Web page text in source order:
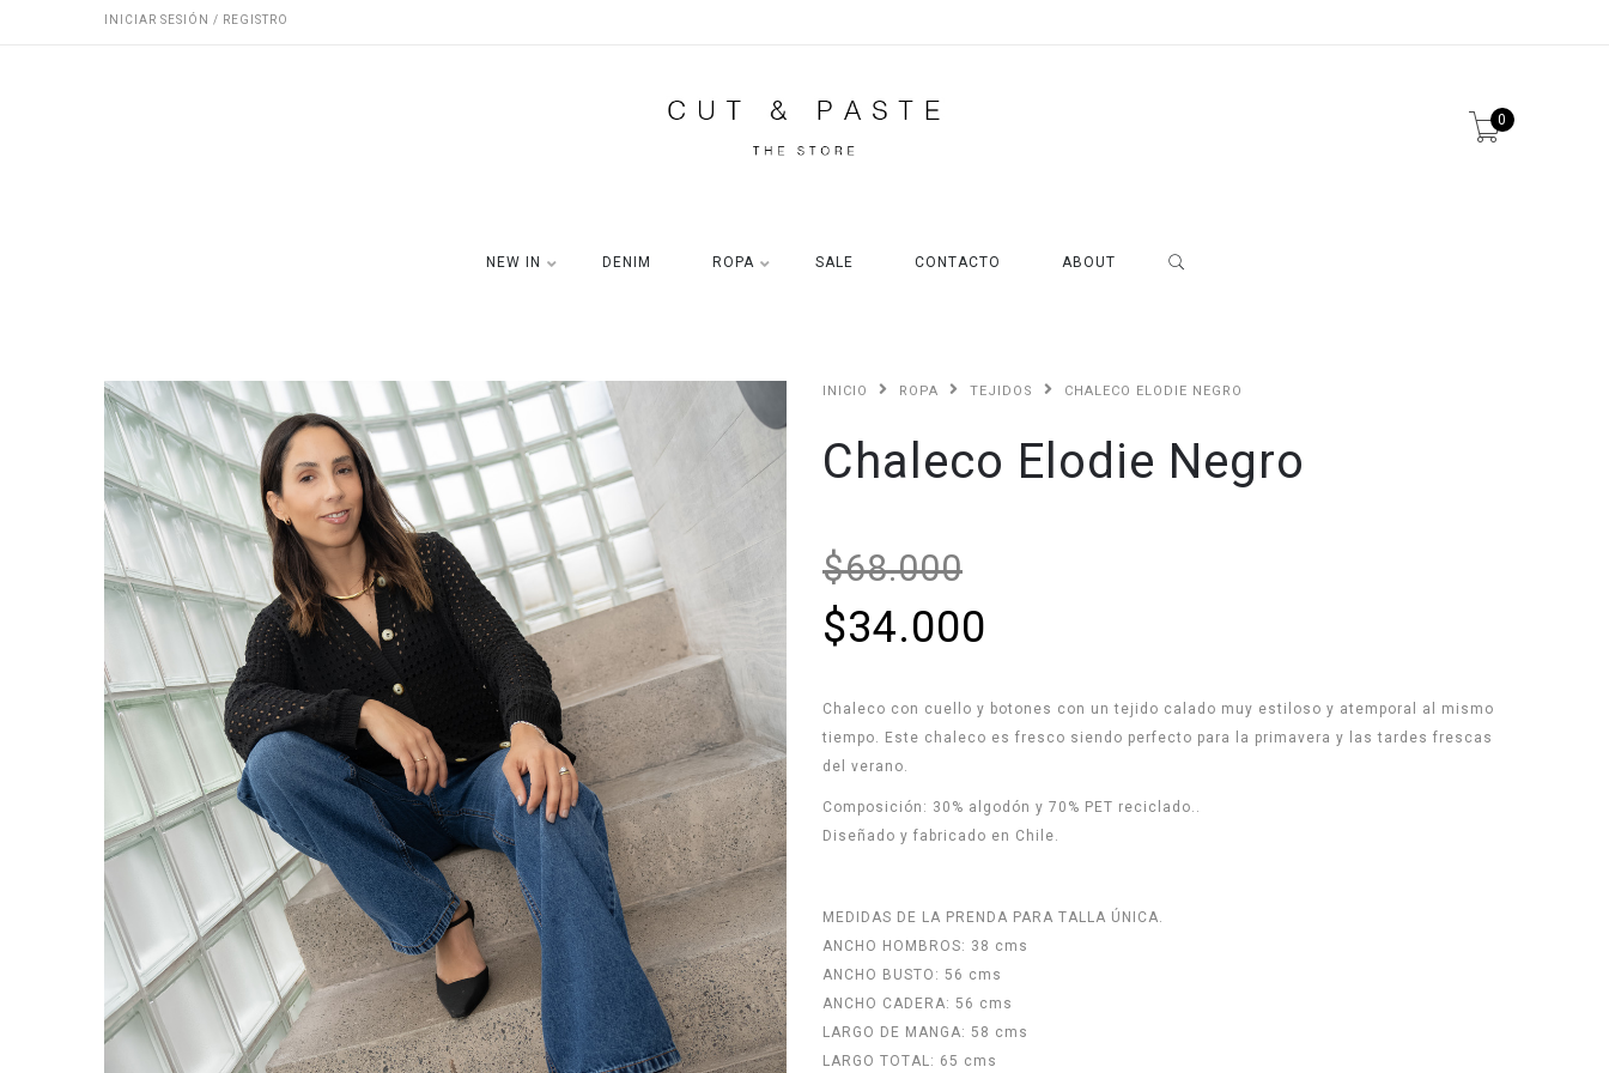
INICIAR SESIÓN / REGISTRO
0
NEW IN DENIM ROPA SALE CONTACTO ABOUT
INICIO ROPA TEJIDOS CHALECO ELODIE NEGRO
Chaleco Elodie Negro
$68.000
$34.000
Chaleco con cuello y botones con un tejido calado muy estiloso y atemporal al mismo
tiempo. Este chaleco es fresco siendo perfecto para la primavera y las tardes frescas
del verano.
Composición: 30% algodón y 70% PET reciclado..
Diseñado y fabricado en Chile.
MEDIDAS DE LA PRENDA PARA TALLA ÚNICA.
ANCHO HOMBROS: 38 cms
ANCHO BUSTO: 56 cms
ANCHO CADERA: 56 cms
LARGO DE MANGA: 58 cms
LARGO TOTAL: 65 cms